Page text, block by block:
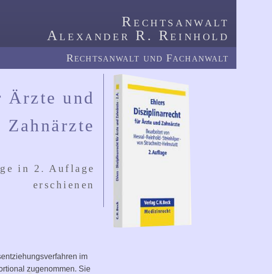
Rechtsanwalt
Alexander R. Reinhold
Rechtsanwalt und Fachanwalt
und
Zahnärzte
in 2. Auflage
erschienen
im
zugenommen. Sie